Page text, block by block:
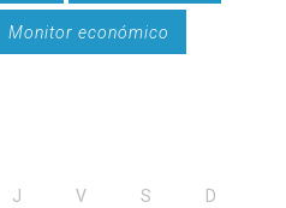
Monitor económico
J V S D